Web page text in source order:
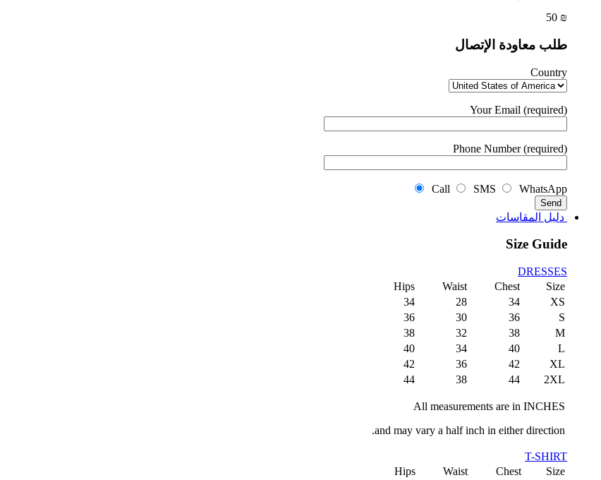
50 ₪
طلب معاودة الإتصال
Country
Your Email (required)
Phone Number (required)
Call SMS WhatsApp
دليل المقاسات
Size Guide
DRESSES
Size
Chest
Waist
Hips
XS
34
28
34
S
36
30
36
M
38
32
38
L
40
34
40
XL
42
36
42
2XL
44
38
44
All measurements are in INCHES
and may vary a half inch in either direction.
T-SHIRT
Size
Chest
Waist
Hips